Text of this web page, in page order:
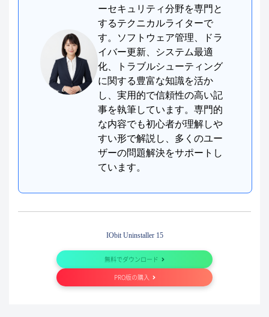
ーセキュリティ分野を専門と
するテクニカルライターで
す。ソフトウェア管理、ドラ
イバー更新、システム最適
化、トラブルシューティング
に関する豊富な知識を活か
し、実用的で信頼性の高い記
事を執筆しています。専門的
な内容でも初心者が理解しや
すい形で解説し、多くのユー
ザーの問題解決をサポートし
ています。
IObit Uninstaller 15
無料でダウンロード
PRO版の購入